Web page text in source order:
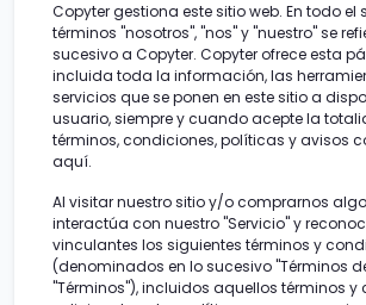
Copyter gestiona este sitio web. En todo el
términos "nosotros", "nos" y "nuestro" se
sucesivo a Copyter. Copyter ofrece esta
incluida toda la información, las
servicios que se ponen en este sitio a
usuario, siempre y cuando acepte la
términos, condiciones, políticas y avisos
aquí.
Al visitar nuestro sitio y/o comprarnos
interactúa con nuestro "Servicio" y
vinculantes los siguientes términos y
(denominados en lo sucesivo "Términos
"Términos"), incluidos aquellos términos y